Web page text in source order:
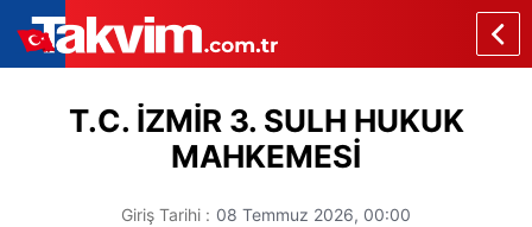
T.C. İZMİR 3. SULH HUKUK
MAHKEMESİ
Giriş Tarihi : 08 Temmuz 2026, 00:00